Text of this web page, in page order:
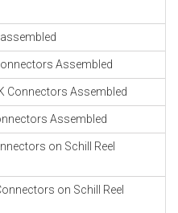
Assembled
Connectors Assembled
Assembled
on Schill Reel
on Schill Reel